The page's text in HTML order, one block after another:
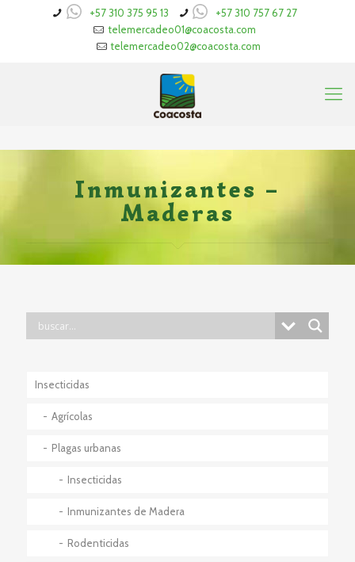
+57 310 375 95 13
+57 310 757 67 27
telemercadeo01@coacosta.com
telemercadeo02@coacosta.com
Inmunizantes –
Maderas
Insecticidas
Agrícolas
Plagas urbanas
Insecticidas
Inmunizantes de Madera
Rodenticidas